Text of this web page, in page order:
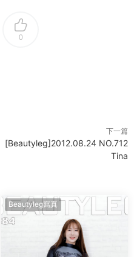
0
下一篇
[Beautyleg]2012.08.24 NO.712
Tina
Beautyleg寫真